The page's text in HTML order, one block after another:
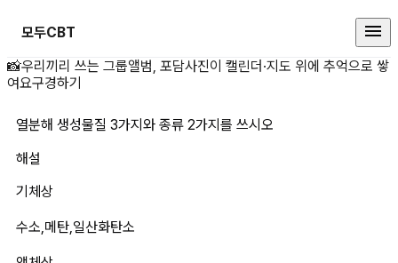
모두CBT
열분해 생성물질 3가지와 종류 2
📸우리끼리 쓰는 그룹앨범, 포담사진이 캘린더·지도 위에 추억으로 쌓
여요구경하기
열분해 생성물질 3가지와 종류 2가지를 쓰시오
해설
기체상
수소,메탄,일산화탄소